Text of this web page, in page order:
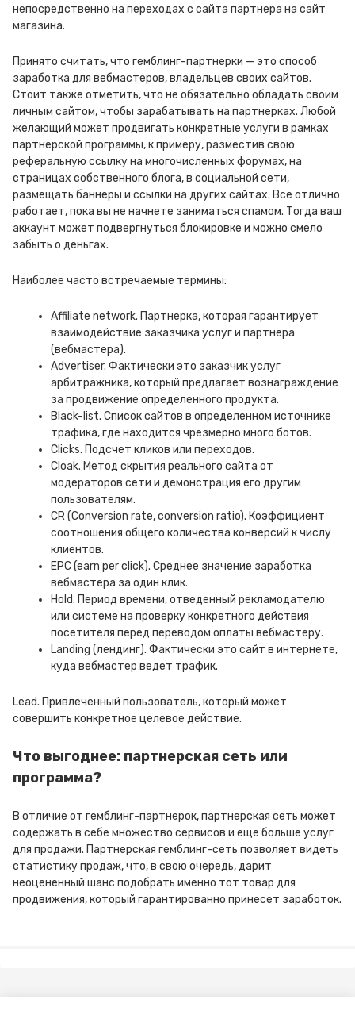
непосредственно на переходах с сайта партнера на сайт
магазина.
Принято считать, что гемблинг-партнерки — это способ
заработка для вебмастеров, владельцев своих сайтов.
Стоит также отметить, что не обязательно обладать своим
личным сайтом, чтобы зарабатывать на партнерках. Любой
желающий может продвигать конкретные услуги в рамках
партнерской программы, к примеру, разместив свою
реферальную ссылку на многочисленных форумах, на
страницах собственного блога, в социальной сети,
размещать баннеры и ссылки на других сайтах. Все отлично
работает, пока вы не начнете заниматься спамом. Тогда ваш
аккаунт может подвергнуться блокировке и можно смело
забыть о деньгах.
Наиболее часто встречаемые термины:
Affiliate network. Партнерка, которая гарантирует
взаимодействие заказчика услуг и партнера
(вебмастера).
Advertiser. Фактически это заказчик услуг
арбитражника, который предлагает вознаграждение
за продвижение определенного продукта.
Black-list. Список сайтов в определенном источнике
трафика, где находится чрезмерно много ботов.
Clicks. Подсчет кликов или переходов.
Cloak. Метод скрытия реального сайта от
модераторов сети и демонстрация его другим
пользователям.
CR (Conversion rate, conversion ratio). Коэффициент
соотношения общего количества конверсий к числу
клиентов.
EPC (earn per click). Среднее значение заработка
вебмастера за один клик.
Hold. Период времени, отведенный рекламодателю
или системе на проверку конкретного действия
посетителя перед переводом оплаты вебмастеру.
Landing (лендинг). Фактически это сайт в интернете,
куда вебмастер ведет трафик.
Lead. Привлеченный пользователь, который может
совершить конкретное целевое действие.
Что выгоднее: партнерская сеть или
программа?
В отличие от гемблинг-партнерок, партнерская сеть может
содержать в себе множество сервисов и еще больше услуг
для продажи. Партнерская гемблинг-сеть позволяет видеть
статистику продаж, что, в свою очередь, дарит
неоцененный шанс подобрать именно тот товар для
продвижения, который гарантированно принесет заработок.